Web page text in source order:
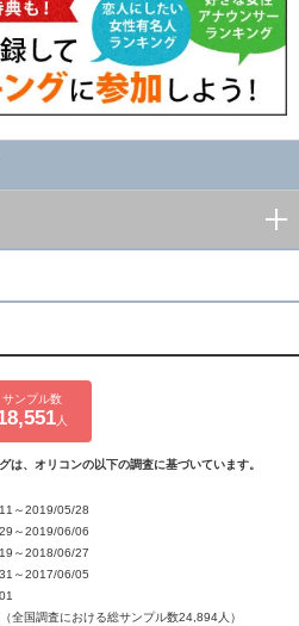
サンプル数
人
は、オリコンの以下の調査に基づいています。
～2019/05/28
～2019/06/06
～2018/06/27
～2017/06/05
全国調査における総サンプル数24,894人）